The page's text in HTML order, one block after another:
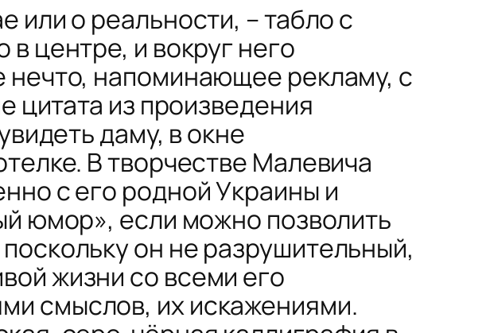
или о реальности, – табло с
центре, и вокруг него
напоминающее рекламу, с
цитата из произведения
даму, в окне
В творчестве Малевича
c его родной Украины и
юмор», если можно позволить
он не разрушительный,
жизни со всеми его
смыслов, их искажениями.